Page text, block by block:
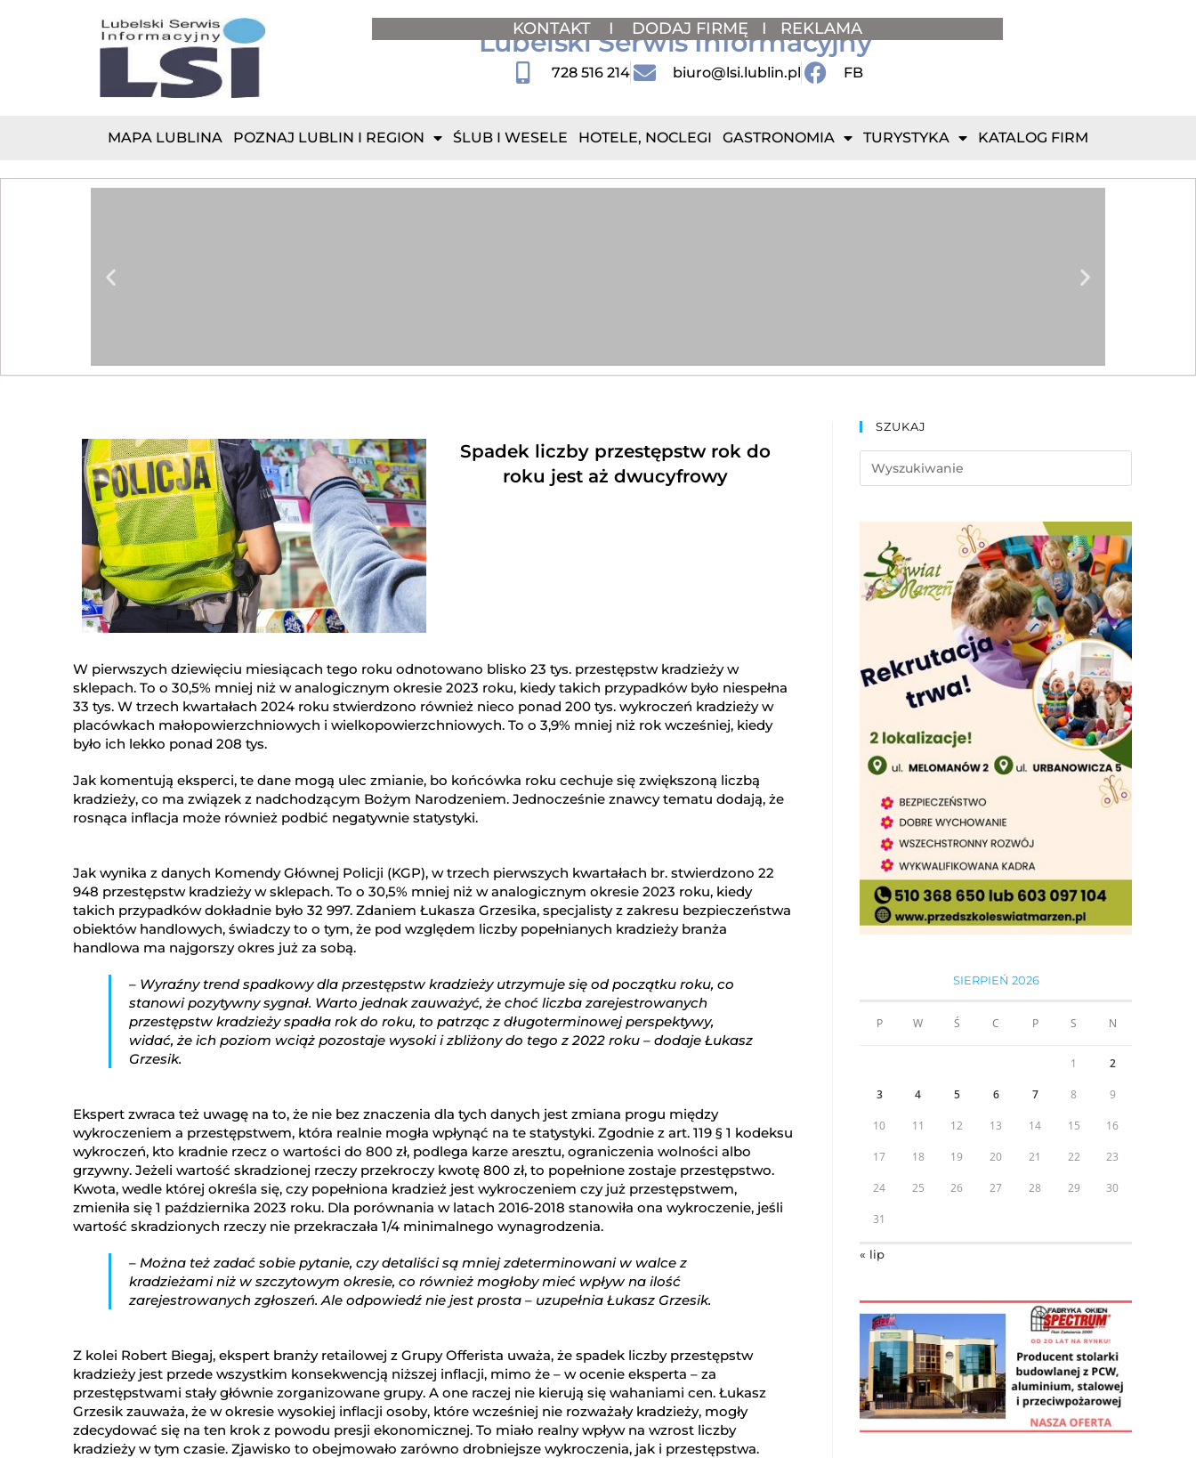
KONTAKT I DODAJ FIRMĘ I REKLAMA
Lubelski Serwis Informacyjny
728 516 214 biuro@lsi.lublin.pl FB
MAPA LUBLINA POZNAJ LUBLIN I REGION ŚLUB I WESELE HOTELE, NOCLEGI GASTRONOMIA TURYSTYKA KATALOG FIRM
Spadek liczby przestępstw rok do
roku jest aż dwucyfrowy
W pierwszych dziewięciu miesiącach tego roku odnotowano blisko 23 tys. przestępstw kradzieży w
sklepach. To o 30,5% mniej niż w analogicznym okresie 2023 roku, kiedy takich przypadków było niespełna
33 tys. W trzech kwartałach 2024 roku stwierdzono również nieco ponad 200 tys. wykroczeń kradzieży w
placówkach małopowierzchniowych i wielkopowierzchniowych. To o 3,9% mniej niż rok wcześniej, kiedy
było ich lekko ponad 208 tys.
Jak komentują eksperci, te dane mogą ulec zmianie, bo końcówka roku cechuje się zwiększoną liczbą
kradzieży, co ma związek z nadchodzącym Bożym Narodzeniem. Jednocześnie znawcy tematu dodają, że
rosnąca inflacja może również podbić negatywnie statystyki.
Jak wynika z danych Komendy Głównej Policji (KGP), w trzech pierwszych kwartałach br. stwierdzono 22
948 przestępstw kradzieży w sklepach. To o 30,5% mniej niż w analogicznym okresie 2023 roku, kiedy
takich przypadków dokładnie było 32 997. Zdaniem Łukasza Grzesika, specjalisty z zakresu bezpieczeństwa
obiektów handlowych, świadczy to o tym, że pod względem liczby popełnianych kradzieży branża
handlowa ma najgorszy okres już za sobą.
– Wyraźny trend spadkowy dla przestępstw kradzieży utrzymuje się od początku roku, co
stanowi pozytywny sygnał. Warto jednak zauważyć, że choć liczba zarejestrowanych
przestępstw kradzieży spadła rok do roku, to patrząc z długoterminowej perspektywy,
widać, że ich poziom wciąż pozostaje wysoki i zbliżony do tego z 2022 roku – dodaje Łukasz
Grzesik.
Ekspert zwraca też uwagę na to, że nie bez znaczenia dla tych danych jest zmiana progu między
wykroczeniem a przestępstwem, która realnie mogła wpłynąć na te statystyki. Zgodnie z art. 119 § 1 kodeksu
wykroczeń, kto kradnie rzecz o wartości do 800 zł, podlega karze aresztu, ograniczenia wolności albo
grzywny. Jeżeli wartość skradzionej rzeczy przekroczy kwotę 800 zł, to popełnione zostaje przestępstwo.
Kwota, wedle której określa się, czy popełniona kradzież jest wykroczeniem czy już przestępstwem,
zmieniła się 1 października 2023 roku. Dla porównania w latach 2016-2018 stanowiła ona wykroczenie, jeśli
wartość skradzionych rzeczy nie przekraczała 1/4 minimalnego wynagrodzenia.
– Można też zadać sobie pytanie, czy detaliści są mniej zdeterminowani w walce z
kradzieżami niż w szczytowym okresie, co również mogłoby mieć wpływ na ilość
zarejestrowanych zgłoszeń. Ale odpowiedź nie jest prosta – uzupełnia Łukasz Grzesik.
Z kolei Robert Biegaj, ekspert branży retailowej z Grupy Offerista uważa, że spadek liczby przestępstw
kradzieży jest przede wszystkim konsekwencją niższej inflacji, mimo że – w ocenie eksperta – za
przestępstwami stały głównie zorganizowane grupy. A one raczej nie kierują się wahaniami cen. Łukasz
Grzesik zauważa, że w okresie wysokiej inflacji osoby, które wcześniej nie rozważały kradzieży, mogły
zdecydować się na ten krok z powodu presji ekonomicznej. To miało realny wpływ na wzrost liczby
kradzieży w tym czasie. Zjawisko to obejmowało zarówno drobniejsze wykroczenia, jak i przestępstwa.
SZUKAJ
SIERPIEŃ 2026
P W Ś C P S N
1 2
3 4 5 6 7 8 9
10 11 12 13 14 15 16
17 18 19 20 21 22 23
24 25 26 27 28 29 30
31
« lip